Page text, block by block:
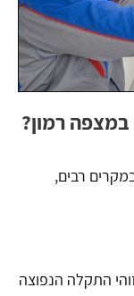
במצפה רמון?
רבים,
התקלה הנפוצה